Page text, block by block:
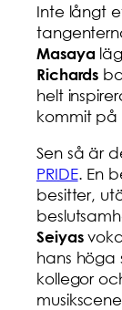
Inte långt
Masaya
Richards
helt
kommit på
Sen så är
PRIDE. En
besitter,
Seiyas
hans höga
kollegor